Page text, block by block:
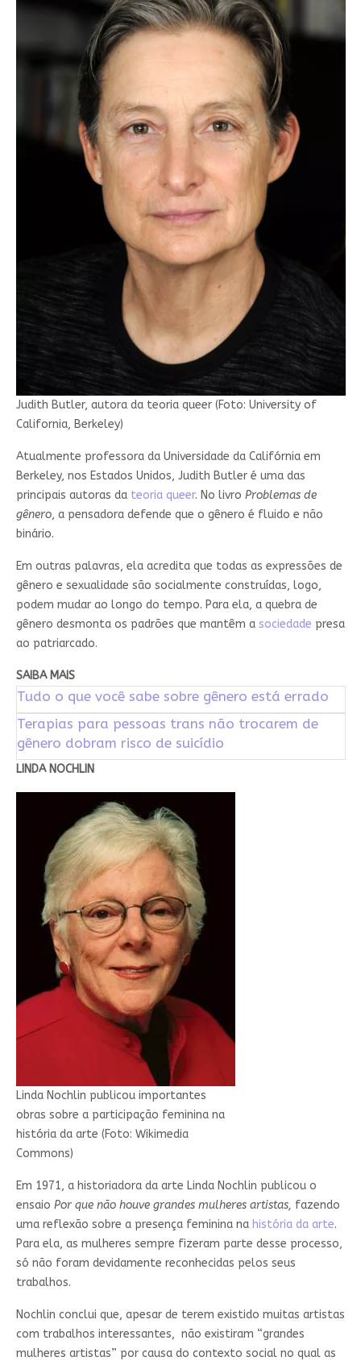
Judith Butler, autora da teoria queer (Foto: University of
California, Berkeley)
Atualmente professora da Universidade da Califórnia em
Berkeley, nos Estados Unidos, Judith Butler é uma das
principais autoras da teoria queer. No livro Problemas de
gênero, a pensadora defende que o gênero é fluido e não
binário.
Em outras palavras, ela acredita que todas as expressões de
gênero e sexualidade são socialmente construídas, logo,
podem mudar ao longo do tempo. Para ela, a quebra de
gênero desmonta os padrões que mantêm a sociedade presa
ao patriarcado.
SAIBA MAIS
Tudo o que você sabe sobre gênero está errado
Terapias para pessoas trans não trocarem de
gênero dobram risco de suicídio
LINDA NOCHLIN
Linda Nochlin publicou importantes
obras sobre a participação feminina na
história da arte (Foto: Wikimedia
Commons)
Em 1971, a historiadora da arte Linda Nochlin publicou o
ensaio Por que não houve grandes mulheres artistas, fazendo
uma reflexão sobre a presença feminina na história da arte.
Para ela, as mulheres sempre fizeram parte desse processo,
só não foram devidamente reconhecidas pelos seus
trabalhos.
Nochlin conclui que, apesar de terem existido muitas artistas
com trabalhos interessantes, não existiram “grandes
mulheres artistas” por causa do contexto social no qual as